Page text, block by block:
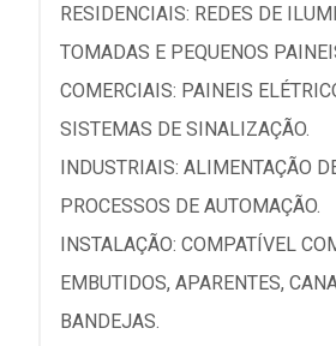
RESIDENCIAIS: REDES DE
TOMADAS E PEQUENOS
COMERCIAIS: PAINEIS
SISTEMAS DE SINALIZAÇÃO.
INDUSTRIAIS: ALIMENTAÇÃO
PROCESSOS DE AUTOMAÇÃO.
INSTALAÇÃO: COMPATÍVEL
EMBUTIDOS, APARENTES,
BANDEJAS.